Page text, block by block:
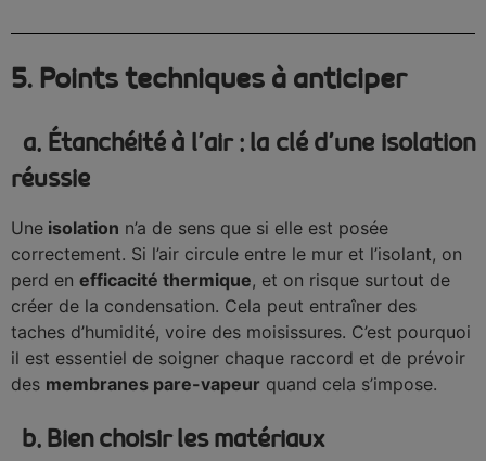
5. Points techniques à anticiper
a. Étanchéité à l’air : la clé d’une isolation
réussie
Une isolation n’a de sens que si elle est posée
correctement. Si l’air circule entre le mur et l’isolant, on
perd en efficacité thermique, et on risque surtout de
créer de la condensation. Cela peut entraîner des
taches d’humidité, voire des moisissures. C’est pourquoi
il est essentiel de soigner chaque raccord et de prévoir
des membranes pare-vapeur quand cela s’impose.
b. Bien choisir les matériaux